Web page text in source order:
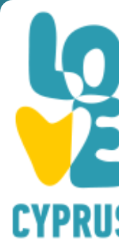
You are here: Home »
TAVERN
S & N